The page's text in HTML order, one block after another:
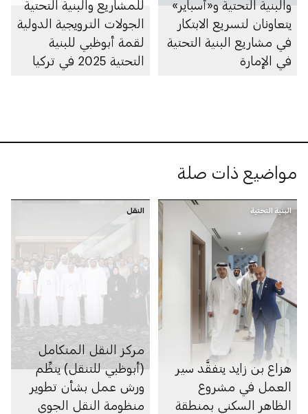
والبنية التحتية و«أسباير»
يتعاونان لتسريع الابتكار
في مشاريع البنية التحتية
في الإمارة
للمشاريع والبنية التحتية
الجولات الترويجية الدولية
لقمة أبوظبي للبنية
التحتية 2025 في تركيا
مواضيع ذات صلة
البنية التحتية
هزاع بن زايد يتفقَّد سير
العمل في مشروع
الظاهر السكني بمنطقة
النقل
مركز النقل المتكامل
(أبوظبي للتنقل) ينظِّم
ورش عمل بشأن تطوير
منظومة النقل الجوي